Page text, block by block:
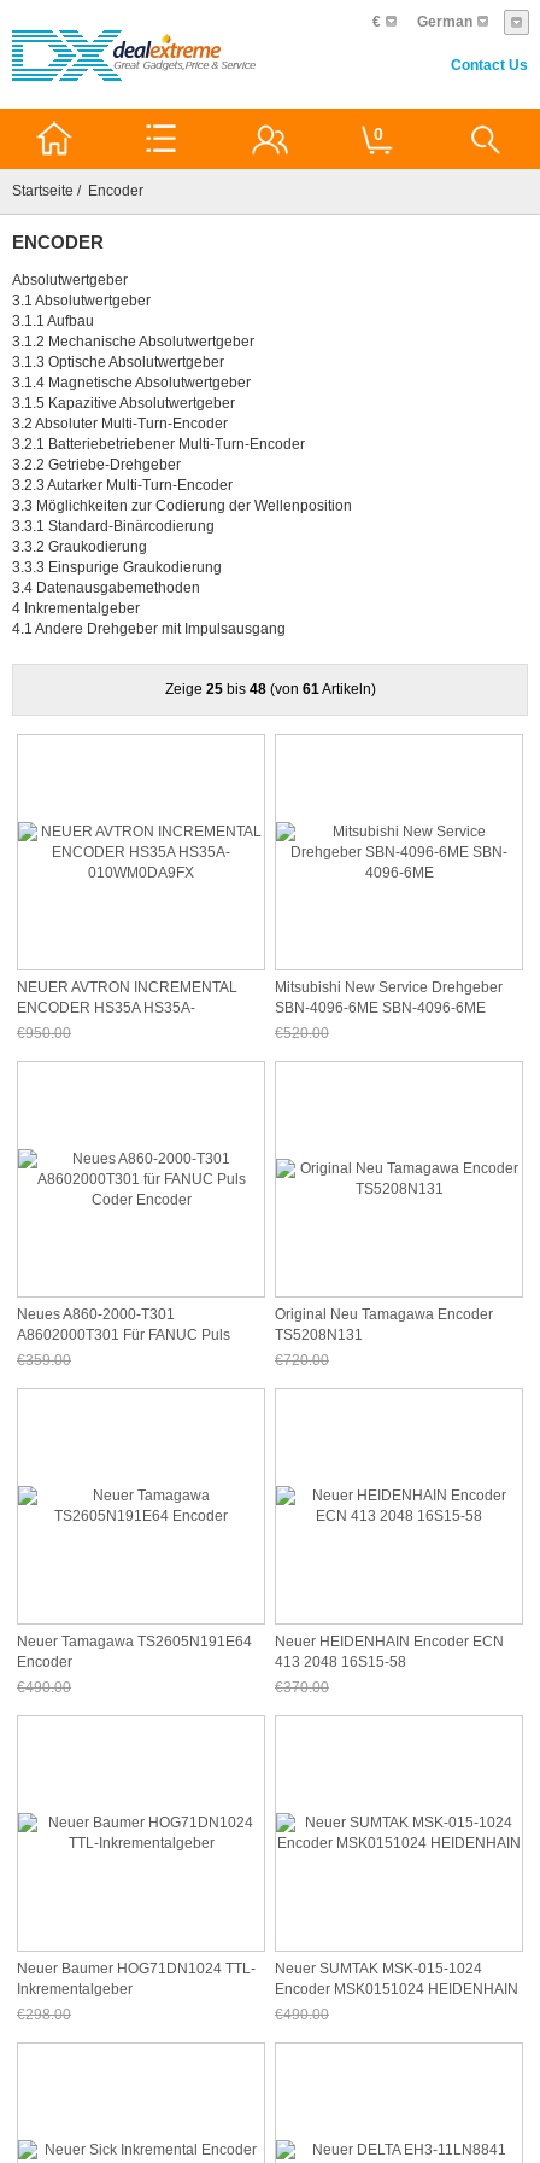
German
€
Contact Us
0
Startseite / Encoder
ENCODER
Absolutwertgeber
3.1 Absolutwertgeber
3.1.1 Aufbau
3.1.2 Mechanische Absolutwertgeber
3.1.3 Optische Absolutwertgeber
3.1.4 Magnetische Absolutwertgeber
3.1.5 Kapazitive Absolutwertgeber
3.2 Absoluter Multi-Turn-Encoder
3.2.1 Batteriebetriebener Multi-Turn-Encoder
3.2.2 Getriebe-Drehgeber
3.2.3 Autarker Multi-Turn-Encoder
3.3 Möglichkeiten zur Codierung der Wellenposition
3.3.1 Standard-Binärcodierung
3.3.2 Graukodierung
3.3.3 Einspurige Graukodierung
3.4 Datenausgabemethoden
4 Inkrementalgeber
4.1 Andere Drehgeber mit Impulsausgang
Zeige 25bis 48(von 61Artikeln)
NEUER AVTRON INCREMENTAL
ENCODER HS35A HS35A-
010WM0DA9FX
€950.00
Mitsubishi New Service Drehgeber
SBN-4096-6ME SBN-4096-6ME
€520.00
Neues A860-2000-T301
A8602000T301 Für FANUC Puls
Coder Encoder
€359.00
Original Neu Tamagawa Encoder
TS5208N131
€720.00
Neuer Tamagawa TS2605N191E64
Encoder
€490.00
Neuer HEIDENHAIN Encoder ECN
413 2048 16S15-58
€370.00
Neuer Baumer HOG71DN1024 TTL-
Inkrementalgeber
€298.00
Neuer SUMTAK MSK-015-1024
Encoder MSK0151024 HEIDENHAIN
€490.00